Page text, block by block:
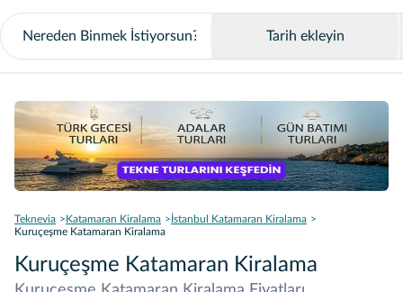
Tarih ekleyin
Teknevia Katamaran Kiralama
İstanbul Katamaran Kiralama
Kuruçeşme Katamaran Kiralama
Kuruçeşme Katamaran Kiralama